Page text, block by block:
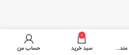
لیست علاقه مندی ها
0
سبد خرید حساب من